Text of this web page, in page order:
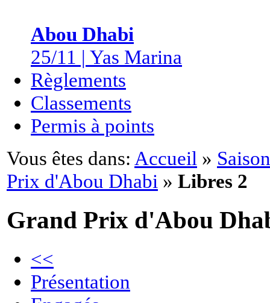
Abou Dhabi
25/11 | Yas Marina
Règlements
Classements
Permis à points
Vous êtes dans: Accueil »
Prix d'Abou Dhabi » Libres 2
Grand Prix d'Abou
<<
Présentation